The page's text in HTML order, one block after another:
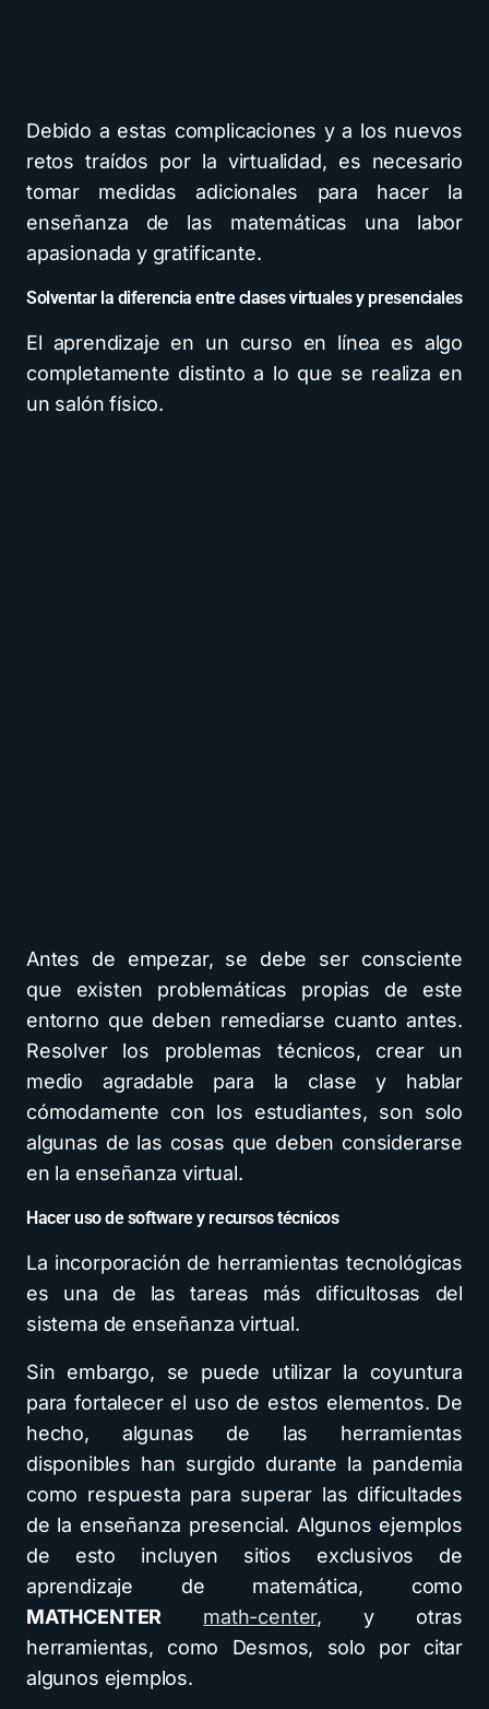
Debido a estas complicaciones y a los nuevos
retos traídos por la virtualidad, es necesario
tomar medidas adicionales para hacer la
enseñanza de las matemáticas una labor
apasionada y gratificante.
Solventar la diferencia entre clases virtuales y presenciales
El aprendizaje en un curso en línea es algo
completamente distinto a lo que se realiza en
un salón físico.
Antes de empezar, se debe ser consciente
que existen problemáticas propias de este
entorno que deben remediarse cuanto antes.
Resolver los problemas técnicos, crear un
medio agradable para la clase y hablar
cómodamente con los estudiantes, son solo
algunas de las cosas que deben considerarse
en la enseñanza virtual.
Hacer uso de software y recursos técnicos
La incorporación de herramientas tecnológicas
es una de las tareas más dificultosas del
sistema de enseñanza virtual.
Sin embargo, se puede utilizar la coyuntura
para fortalecer el uso de estos elementos. De
hecho, algunas de las herramientas
disponibles han surgido durante la pandemia
como respuesta para superar las dificultades
de la enseñanza presencial. Algunos ejemplos
de esto incluyen sitios exclusivos de
aprendizaje de matemática, como
MATHCENTER
math-center, y otras
herramientas, como Desmos, solo por citar
algunos ejemplos.